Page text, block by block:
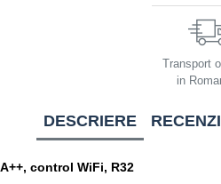
Transport
in
DESCRIERE
control WiFi, R32